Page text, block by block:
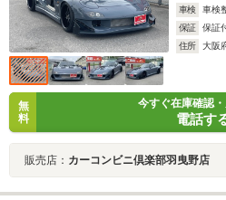
車検
車検
保証
保証
住所
大阪
無
料
今すぐ在庫確認
電話す
販売店： カーコンビニ倶楽部羽曳野店